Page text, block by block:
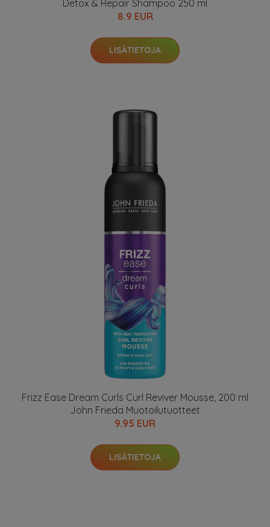
Detox & Repair Shampoo 250 ml
8.9 EUR
LISÄTIETOJA
Frizz Ease Dream Curls Curl Reviver Mousse, 200 ml
John Frieda Muotoilutuotteet
9.95 EUR
LISÄTIETOJA